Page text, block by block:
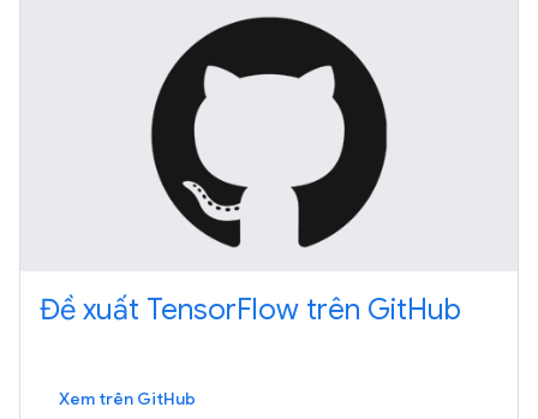
Đề xuất TensorFlow trên GitHub
Xem trên GitHub